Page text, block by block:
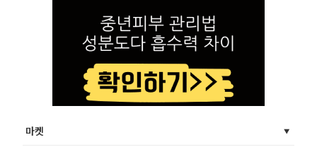
마켓